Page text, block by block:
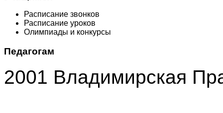
Расписание звонков
Расписание уроков
Олимпиады и конкурсы
Педагогам
2001 Владимирская